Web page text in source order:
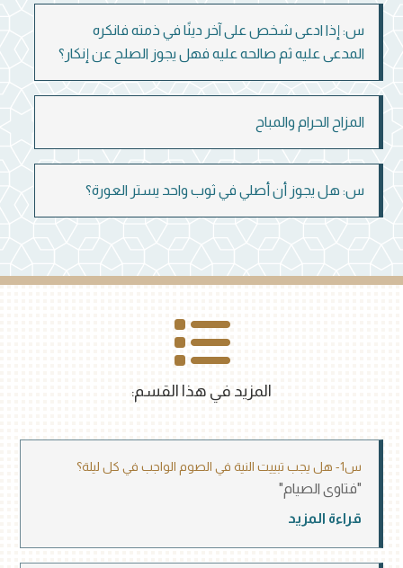
س: إذا ادعى شخص على آخر دينًا في ذمته فانكره
المدعى عليه ثم صالحه عليه فهل يجوز الصلح عن إنكار؟
المزاح الحرام والمباح
س: هل يجوز أن أصلي في ثوب واحد يستر العورة؟
س1- هل يجب تبييت النية في الصوم الواجب في كل ليلة؟
"فتاوى الصيام"
قراءة المزيد
المزيد في هذا القسم: